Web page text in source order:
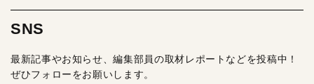
SNS
最新記事やお知らせ、編集部員の取材レポートなどを投稿中！
ぜひフォローをお願いします。